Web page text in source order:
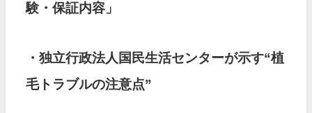
験・保証内容」
・独立行政法人国民生活センターが示す“植
毛トラブルの注意点”